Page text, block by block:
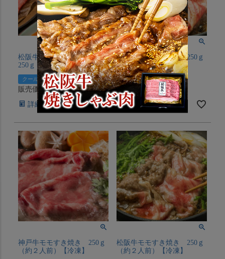
松阪牛モモしゃぶしゃぶ
250ｇ（約２人前）【冷凍】
クール便でお届け
販売価格 ¥7,500税込
詳細を見る
近江牛モモすき焼き 250ｇ
（約２人前）【冷凍】
クール便でお届け
販売価格 ¥7,500税込
詳細を見る
神戸牛モモすき焼き 250ｇ
（約２人前）【冷凍】
松阪牛モモすき焼き 250ｇ
（約２人前）【冷凍】